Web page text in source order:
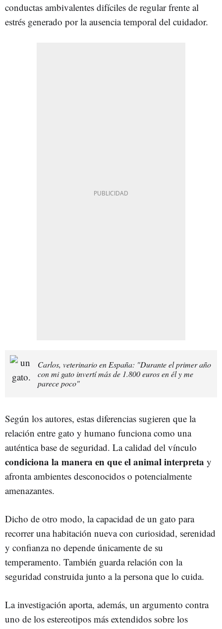
conductas ambivalentes difíciles de regular frente al
estrés generado por la ausencia temporal del cuidador.
Carlos, veterinario en España: "Durante el primer año
con mi gato invertí más de 1.800 euros en él y me
parece poco"
Según los autores, estas diferencias sugieren que la
relación entre gato y humano funciona como una
auténtica base de seguridad. La calidad del vínculo
condiciona la manera en que el animal interpreta y
afronta ambientes desconocidos o potencialmente
amenazantes.
Dicho de otro modo, la capacidad de un gato para
recorrer una habitación nueva con curiosidad, serenidad
y confianza no depende únicamente de su
temperamento. También guarda relación con la
seguridad construida junto a la persona que lo cuida.
La investigación aporta, además, un argumento contra
uno de los estereotipos más extendidos sobre los